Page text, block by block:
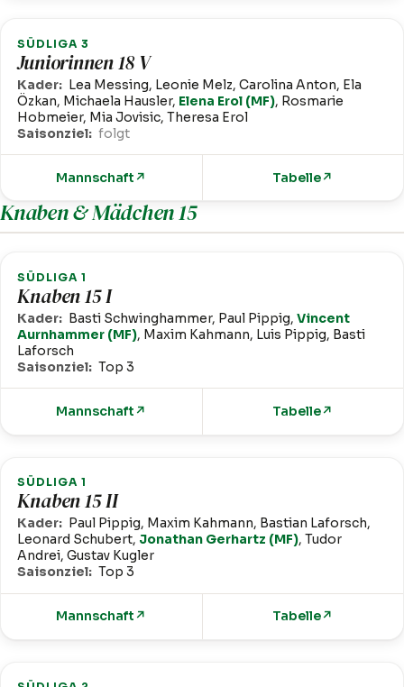
SÜDLIGA 3
Juniorinnen 18 V
Kader: Lea Messing, Leonie Melz, Carolina Anton, Ela
Özkan, Michaela Hausler, Elena Erol (MF), Rosmarie
Hobmeier, Mia Jovisic, Theresa Erol
Saisonziel: folgt
Mannschaft ↗ Tabelle↗
Knaben & Mädchen 15
SÜDLIGA 1
Knaben 15 I
Kader: Basti Schwinghammer, Paul Pippig,Vincent
Aurnhammer (MF), Maxim Kahmann, Luis Pippig, Basti
Laforsch
Saisonziel: Top 3
Mannschaft ↗ Tabelle↗
SÜDLIGA 1
Knaben 15 II
Kader: Paul Pippig, Maxim Kahmann, Bastian Laforsch,
Leonard Schubert, Jonathan Gerhartz (MF), Tudor
Andrei, Gustav Kugler
Saisonziel: Top 3
Mannschaft ↗ Tabelle↗